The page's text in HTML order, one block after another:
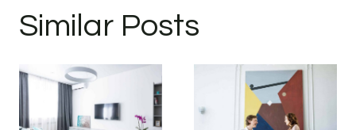
Similar Posts